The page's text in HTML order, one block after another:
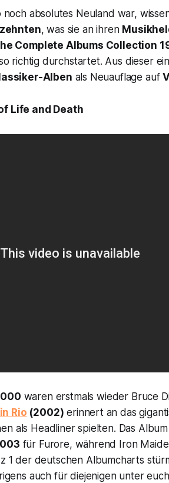
absolutes Neuland war,
, was sie an ihren
Complete Albums Collection
richtig durchstartet. Aus dieser
Alben als Neuauflage auf
Life and Death
waren erstmals wieder Bruce
Rio (2002) erinnert an das
als Headliner spielten. Das
für Furore, während Iron
1 der deutschen Albumcharts
auch für diejenigen unter